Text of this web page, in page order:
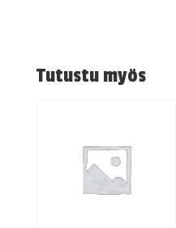
Tutustu myös